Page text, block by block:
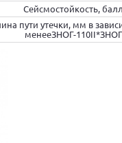
Сейсмостойкость,
пути утечки, мм в
менееЗНОГ-